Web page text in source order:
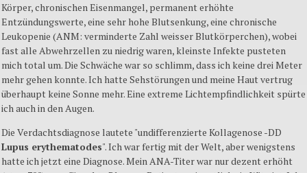
Körper, chronischen Eisenmangel, permanent erhöhte
Entzündungswerte, eine sehr hohe Blutsenkung, eine chronische
Leukopenie (ANM: verminderte Zahl weisser Blutkörperchen), wobei
fast alle Abwehrzellen zu niedrig waren, kleinste Infekte pusteten
mich total um. Die Schwäche war so schlimm, dass ich keine drei Meter
mehr gehen konnte. Ich hatte Sehstörungen und meine Haut vertrug
überhaupt keine Sonne mehr. Eine extreme Lichtempfindlichkeit spürte
ich auch in den Augen.
Die Verdachtsdiagnose lautete "undifferenzierte Kollagenose -DD
Lupus erythematodes". Ich war fertig mit der Welt, aber wenigstens
hatte ich jetzt eine Diagnose. Mein ANA-Titer war nur dezent erhöht